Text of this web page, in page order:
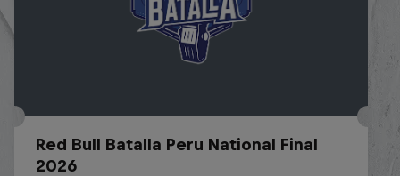
Red Bull Batalla Peru National Final
2026